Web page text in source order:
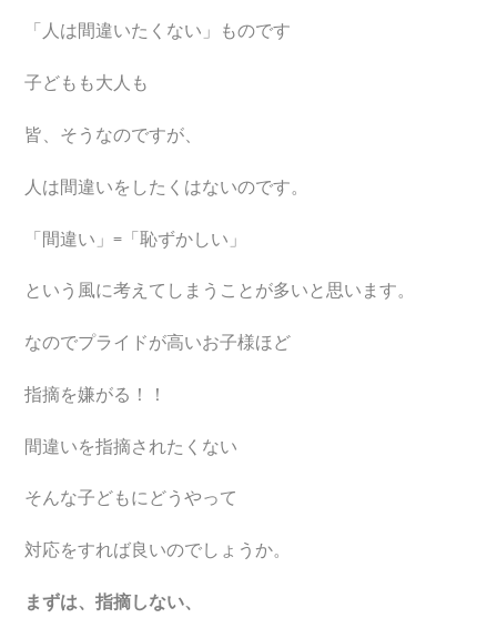
「人は間違いたくない」ものです
子どもも大人も
皆、そうなのですが、
人は間違いをしたくはないのです。
「間違い」=「恥ずかしい」
という風に考えてしまうことが多いと思います。
なのでプライドが高いお子様ほど
指摘を嫌がる！！
間違いを指摘されたくない
そんな子どもにどうやって
対応をすれば良いのでしょうか。
まずは、指摘しない、